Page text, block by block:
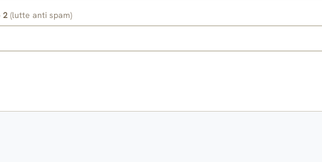
2 (lutte anti spam)